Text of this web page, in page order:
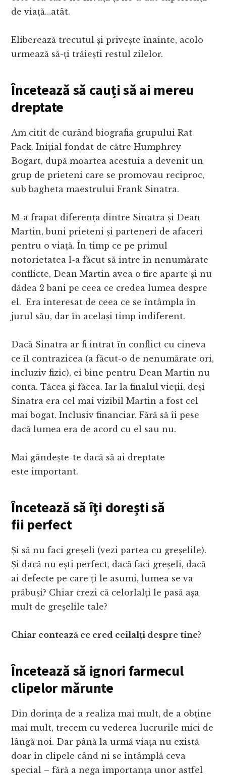
de viață…atât.
Eliberează trecutul și privește înainte, acolo
urmează să-ți trăiești restul zilelor.
Încetează să cauți să ai mereu
dreptate
Am citit de curând biografia grupului Rat
Pack. Inițial fondat de către Humphrey
Bogart, după moartea acestuia a devenit un
grup de prieteni care se promovau reciproc,
sub bagheta maestrului Frank Sinatra.
M-a frapat diferența dintre Sinatra și Dean
Martin, buni prieteni și parteneri de afaceri
pentru o viață. În timp ce pe primul
notorietatea l-a făcut să intre în nenumărate
conflicte, Dean Martin avea o fire aparte și nu
dădea 2 bani pe ceea ce credea lumea despre
el. Era interesat de ceea ce se întâmpla în
jurul său, dar în același timp indiferent.
Dacă Sinatra ar fi intrat în conflict cu cineva
ce îl contrazicea (a făcut-o de nenumărate ori,
incluziv fizic), ei bine pentru Dean Martin nu
conta. Tăcea și făcea. Iar la finalul vieții, deși
Sinatra era cel mai vizibil Martin a fost cel
mai bogat. Inclusiv financiar. Fără să îi pese
dacă lumea era de acord cu el sau nu.
Mai gândește-te dacă să ai dreptate
este important.
Încetează să îți dorești să
fii perfect
Și să nu faci greșeli (vezi partea cu greșelile).
Și dacă nu ești perfect, dacă faci greșeli, dacă
ai defecte pe care ți le asumi, lumea se va
prăbuși? Chiar crezi că celorlalți le pasă așa
mult de greșelile tale?
Chiar contează ce cred ceilalți despre tine?
Încetează să ignori farmecul
clipelor mărunte
Din dorința de a realiza mai mult, de a obține
mai mult, trecem cu vederea lucrurile mici de
lângă noi. Dar până la urmă viața nu există
doar în clipele când ni se întâmplă ceva
special – fără a nega importanța unor astfel